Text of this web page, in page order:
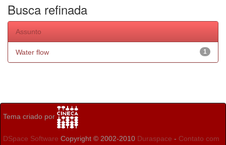
Busca refinada
Assunto
1
Water flow
Tema criado por
DSpace Software Copyright © 2002-2010 Duraspace - Contato com